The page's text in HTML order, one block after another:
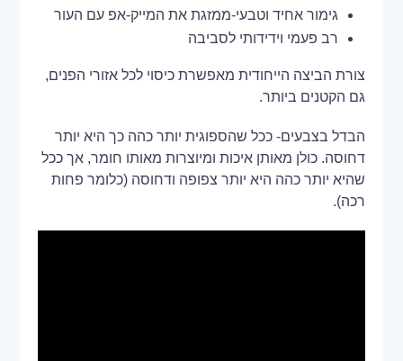
גימור אחיד וטבעי-ממזגת את המייק-אפ עם העור
רב פעמי וידידותי לסביבה
צורת הביצה הייחודית מאפשרת כיסוי לכל אזורי הפנים,
גם הקטנים ביותר.
הבדל בצבעים- ככל שהספוגית יותר כהה כך היא יותר
דחוסה. כולן מאותן איכות ומיוצרות מאותו חומר, אך ככל
שהיא יותר כהה היא יותר צפופה ודחוסה (כלומר פחות
רכה).